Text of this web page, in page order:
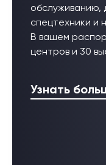
обслуживанию,
спецтехники и
В вашем
центров и 30
Узнать